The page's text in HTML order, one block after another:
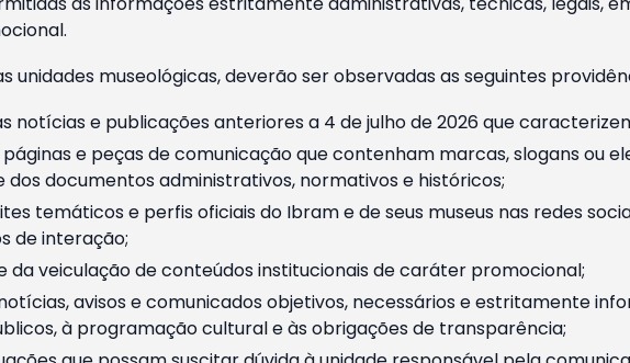
unidades museológicas, deverão ser observadas as seguintes
notícias e publicações anteriores a 4 de julho de 2026 que
e peças de comunicação que contenham marcas, slogans ou
documentos administrativos, normativos e históricos;
temáticos e perfis oficiais do Ibram e de seus museus nas redes
de interação;
da veiculação de conteúdos institucionais de caráter promocional;
avisos e comunicados objetivos, necessários e estritamente
à programação cultural e às obrigações de transparência;